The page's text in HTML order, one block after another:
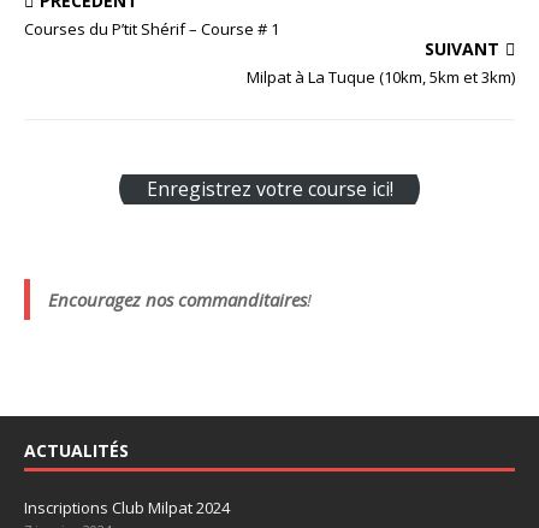
Courses du P’tit Shérif – Course # 1
SUIVANT
Milpat à La Tuque (10km, 5km et 3km)
Enregistrez votre course ici!
Encouragez nos commanditaires!
ACTUALITÉS
Inscriptions Club Milpat 2024